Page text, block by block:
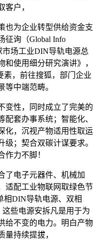
客户，
为企业转型供给资金支
征询（Global Info
市场工业DIN导轨电源总
使用细分研究演讲》，
素，前往搜狐，部门企业
等中端范畴。
性，同时成立了完美的
套办事系统；智能化、
化，沉视产物适用性取运
；契合双碳计谋要求。
作力不脚！
电子元器件、机械加
适配工业物联网取绿色节
相DIN导轨电源、双相
些电源安拆凡是用于为
给不变的电力。明白产物
量持续提拔，